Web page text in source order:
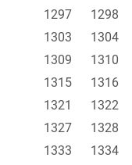
1297
1298
1303
1304
1309
1310
1315
1316
1321
1322
1327
1328
1333
1334